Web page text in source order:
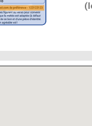
(le